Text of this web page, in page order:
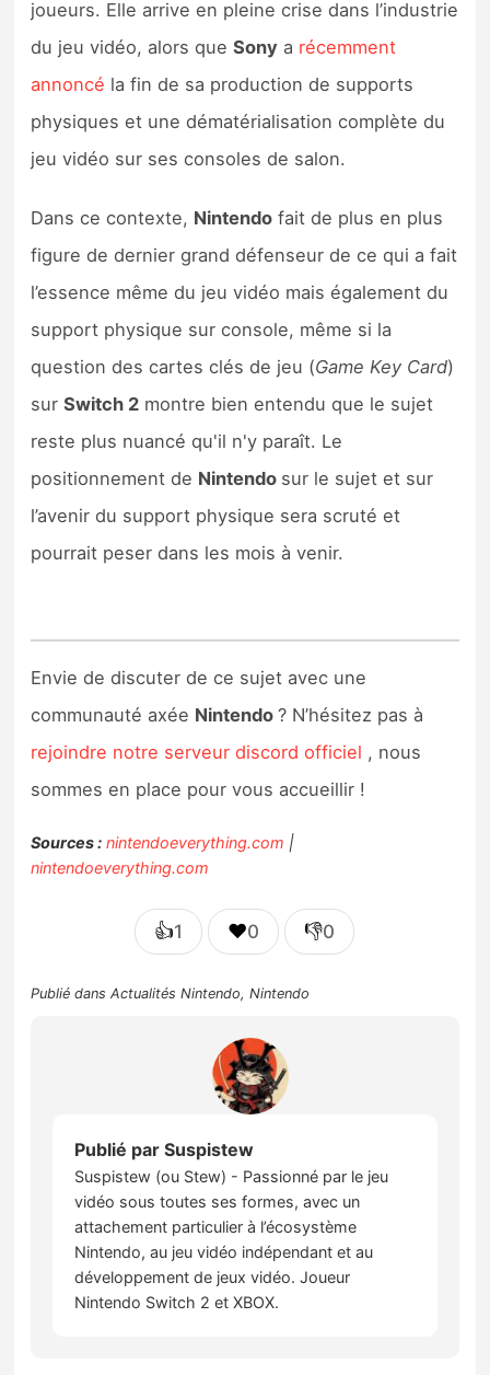
joueurs. Elle arrive en pleine crise dans l’industrie
du jeu vidéo, alors queSony a récemment
annoncé la fin de sa production de supports
physiques et une dématérialisation complète du
jeu vidéo sur ses consoles de salon.
Dans ce contexte, Nintendo fait de plus en plus
figure de dernier grand défenseur de ce qui a fait
l’essence même du jeu vidéo mais également du
support physique sur console, même si la
question des cartes clés de jeu (Game Key Card)
surSwitch 2 montre bien entendu que le sujet
reste plus nuancé qu'il n'y paraît. Le
positionnement de Nintendo sur le sujet et sur
l’avenir du support physique sera scruté et
pourrait peser dans les mois à venir.
Envie de discuter de ce sujet avec une
communauté axée Nintendo? N’hésitez pas à
rejoindre notre serveur discord officiel , nous
sommes en place pour vous accueillir !
Sources : nintendoeverything.com |
nintendoeverything.com
👍1 ❤️0 👎0
Publié dansActualités Nintendo,Nintendo
Publié parSuspistew
Suspistew (ou Stew) - Passionné par le jeu
vidéo sous toutes ses formes, avec un
attachement particulier à l’écosystème
Nintendo, au jeu vidéo indépendant et au
développement de jeux vidéo. Joueur
Nintendo Switch 2 et XBOX.